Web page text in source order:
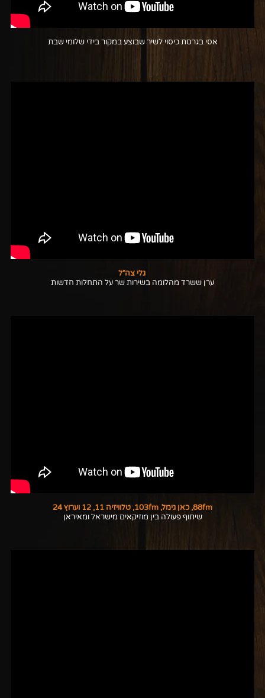
אסי בגרסת כיסוי לשיר שבוצע במקור בידי שלומי שבת
גלי צה״ל
ערן ששרד מהלומה בשירות שר על התחלות חדשות
שיתוף פעולה בין מוזיקאים מישראל ומאיראן